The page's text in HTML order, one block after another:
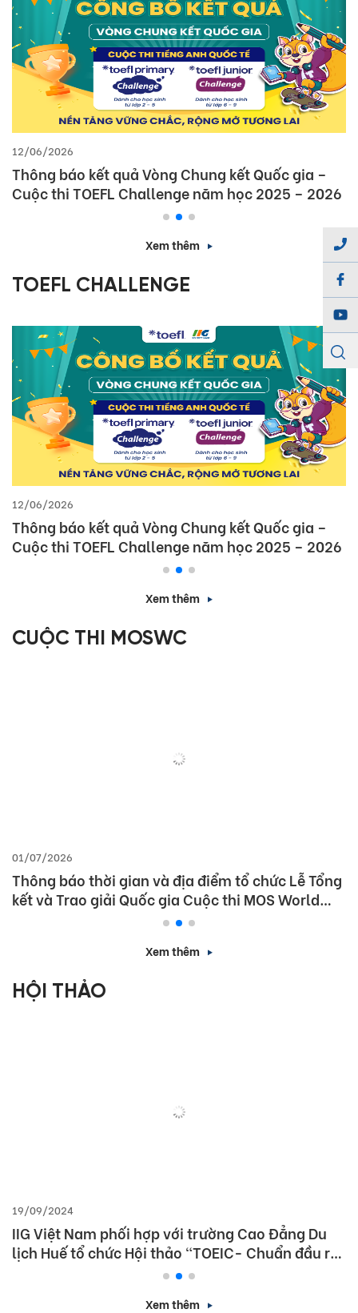
12/06/2026
Thông báo kết quả Vòng Chung kết Quốc gia –
Cuộc thi TOEFL Challenge năm học 2025 – 2026
Xem thêm
TOEFL CHALLENGE
12/06/2026
Thông báo kết quả Vòng Chung kết Quốc gia –
Cuộc thi TOEFL Challenge năm học 2025 – 2026
Xem thêm
CUỘC THI MOSWC
01/07/2026
Thông báo thời gian và địa điểm tổ chức Lễ Tổng
kết và Trao giải Quốc gia Cuộc thi MOS World
Xem thêm
HỘI THẢO
19/09/2024
IIG Việt Nam phối hợp với trường Cao Đẳng Du
lịch Huế tổ chức Hội thảo “TOEIC- Chuẩn đầu ra
tiếng Anh- Bí Quyết chinh phục nhà tuyển dụng”
Xem thêm